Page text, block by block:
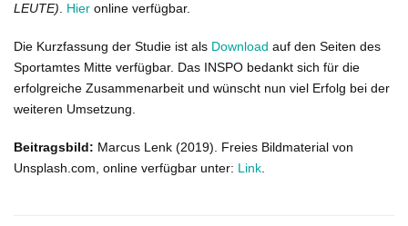
LEUTE)
Hier online verfügbar.
Die Kurzfassung der Studie ist als Download auf den Seiten des
Sportamtes Mitte verfügbar. Das INSPO bedankt sich für die
erfolgreiche Zusammenarbeit und wünscht nun viel Erfolg bei der
weiteren Umsetzung.
Beitragsbild: Marcus Lenk (2019). Freies Bildmaterial von
Unsplash.com, online verfügbar unter: Link